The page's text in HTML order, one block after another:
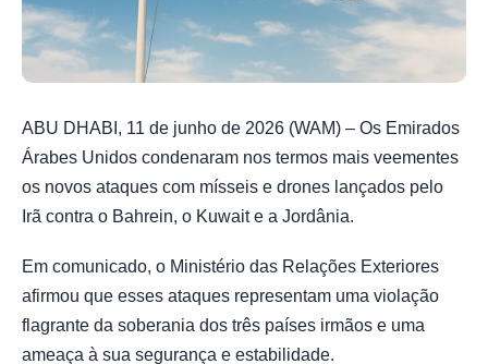
ABU DHABI, 11 de junho de 2026 (WAM) – Os Emirados
Árabes Unidos condenaram nos termos mais veementes
os novos ataques com mísseis e drones lançados pelo
Irã contra o Bahrein, o Kuwait e a Jordânia.
Em comunicado, o Ministério das Relações Exteriores
afirmou que esses ataques representam uma violação
flagrante da soberania dos três países irmãos e uma
ameaça à sua segurança e estabilidade.